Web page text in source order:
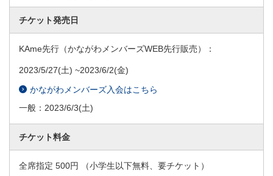
チケット発売日
KAme先行（かながわメンバーズWEB先行販売）：
2023/5/27(土) ~2023/6/2(金)
かながわメンバーズ入会はこちら
一般： 2023/6/3(土)
チケット料金
全席指定 500円 （小学生以下無料、要チケット）